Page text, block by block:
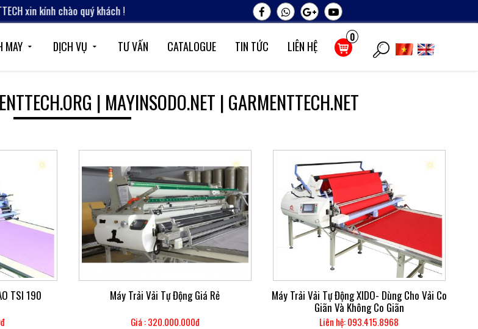
xin kính chào quý khách !
MAY DỊCH VỤ TƯ VẤN CATALOGUE TIN TỨC LIÊN HỆ
0
| MAYINSODO.NET | GARMENTTECH.NET
TSI 190 Máy Trải Vải Tự Động Giá Rẻ
Giá : 320.000.000đ
Máy Trải Vải Tự Động XIDO- Dùng Cho Vải Co
Giãn Và Không Co Giãn
Liên hệ: 093.415.8968